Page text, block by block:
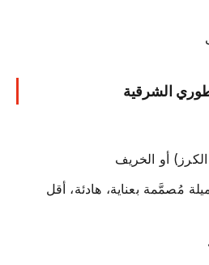
الكرز) أو الخريف
مُصمَّمة بعناية، هادئة، أقل